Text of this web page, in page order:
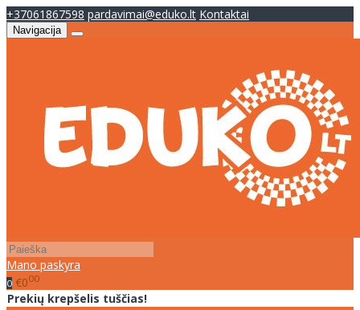
+37061867598 pardavimai@eduko.lt Kontaktai
Navigacija
Mano paskyra
0 €000
Prekių krepšelis tuščias!